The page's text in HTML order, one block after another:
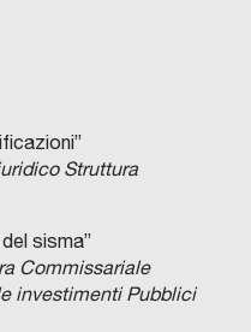
Struttura
sisma”
Commissariale
investimenti Pubblici